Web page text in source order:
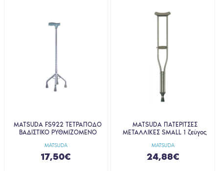
MATSUDA
MATSUDA FS922 ΤΕΤΡΑΠΟΔΟ
BAΔIΣTIKO ΡΥΘΜΙΖΟΜΕΝΟ
17,50€
MATSUDA
MATSUDA ΠΑΤΕΡΙΤΣΕΣ
ΜΕΤΑΛΛΙΚΕΣ SMALL 1 ζεύγος
24,88€